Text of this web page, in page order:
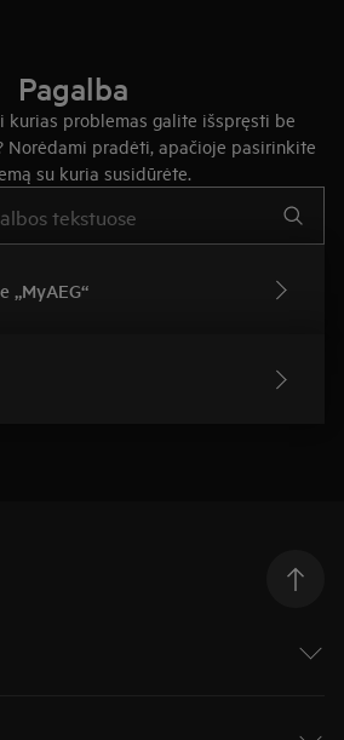
Pagalba
kurias problemas galite išspręsti be
Norėdami pradėti, apačioje pasirinkite
su kuria susidūrėte.
„MyAEG“